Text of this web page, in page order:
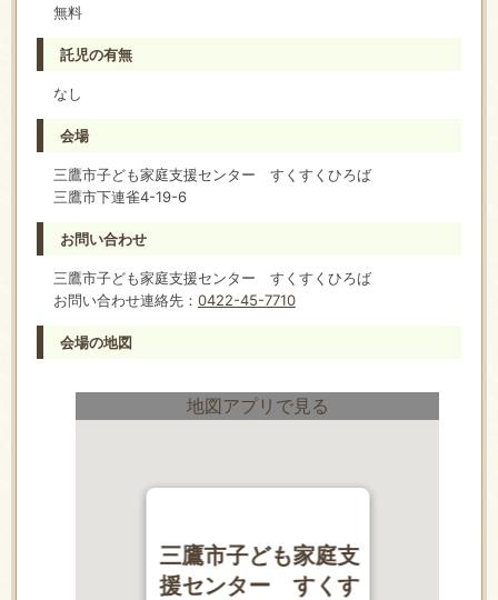
無料
託児の有無
なし
会場
三鷹市子ども家庭支援センター すくすくひろば
三鷹市下連雀4-19-6
お問い合わせ
三鷹市子ども家庭支援センター すくすくひろば
お問い合わせ連絡先： 0422-45-7710
会場の地図
地図アプリで見る
三鷹市子ども家庭支
援センター すくす